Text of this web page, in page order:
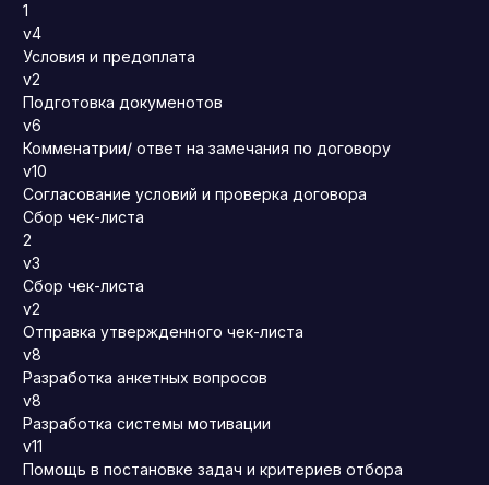
1
v4
Условия и предоплата
v2
Подготовка докуменотов
v6
Комменатрии/ ответ на замечания по договору
v10
Согласование условий и проверка договора
Сбор чек-листа
2
v3
Сбор чек-листа
v2
Отправка утвержденного чек-листа
v8
Разработка анкетных вопросов
v8
Разработка системы мотивации
v11
Помощь в постановке задач и критериев отбора